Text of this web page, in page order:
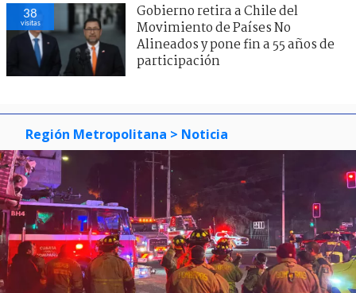
38
visitas
Gobierno retira a Chile del
Movimiento de Países No
Alineados y pone fin a 55 años de
participación
Región Metropolitana > Noticia